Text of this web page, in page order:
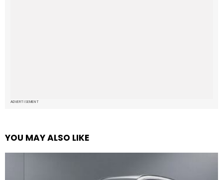
ADVERTISEMENT
YOU MAY ALSO LIKE